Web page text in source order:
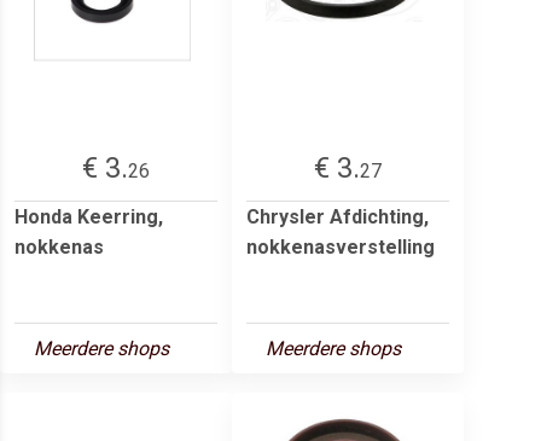
€ 3.26
Honda Keerring,
nokkenas
Meerdere shops
€ 3.27
Chrysler Afdichting,
nokkenasverstelling
Meerdere shops